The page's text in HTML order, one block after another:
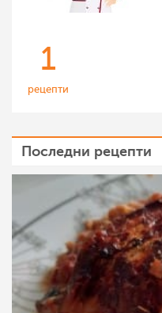
1
рецепти
Последни рецепти